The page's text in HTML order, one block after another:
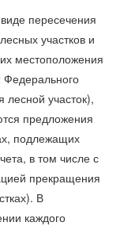
пересечения
участков и
местоположения
Федерального
участок),
предложения
подлежащих
в том числе с
прекращения
В
каждого